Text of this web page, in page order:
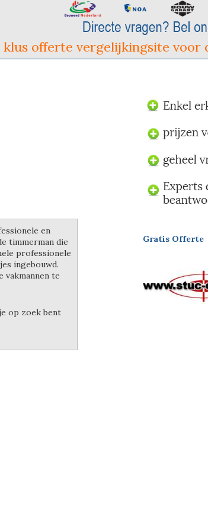
klus offerte vergelijkingsite voor
en
timmerman die
professionele
ingebouwd.
vakmannen te
op zoek bent
Gratis Offerte